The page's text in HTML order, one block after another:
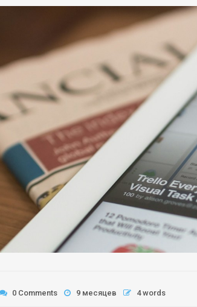
0 Comments 9 месяцев 4 words